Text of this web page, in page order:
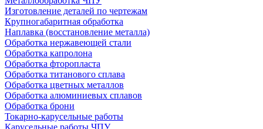
Изготовление деталей по чертежам
Крупногабаритная обработка
Наплавка (восстановление металла)
Обработка нержавеющей стали
Обработка капролона
Обработка фторопласта
Обработка титанового сплава
Обработка цветных металлов
Обработка алюминиевых сплавов
Обработка брони
Токарно-карусельные работы